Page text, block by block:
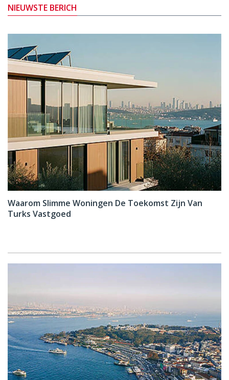
NIEUWSTE BERICH
Waarom Slimme Woningen De Toekomst Zijn Van
Turks Vastgoed